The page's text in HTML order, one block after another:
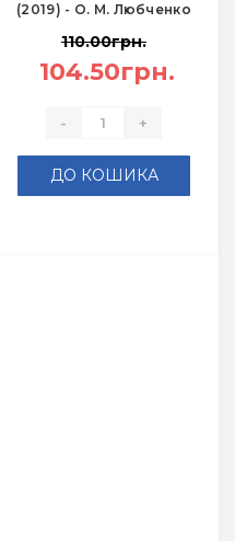
(2019) - О. М. Любченко
110.00грн.
104.50грн.
- +
ДО КОШИКА